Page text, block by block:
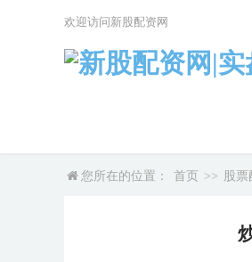
欢迎访问新股配资网
您所在的位置： 首页 >> 股票